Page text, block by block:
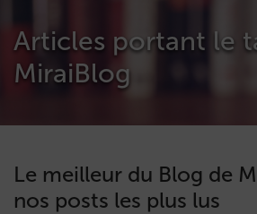
Articles portant le
MiraiBlog
Le meilleur du Blog de
nos posts les plus lus